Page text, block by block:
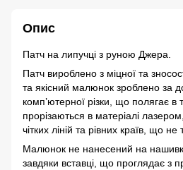
Опис
Патч на липучці з руною Джера.
Патч вироблено з міцної та
та якісний малюнок зроблено за
комп’ютерної різки, що полягає
прорізаються в матеріалі
чітких ліній та рівних країв, що не
Малюнок не нанесений на
завдяки вставці, що проглядає з